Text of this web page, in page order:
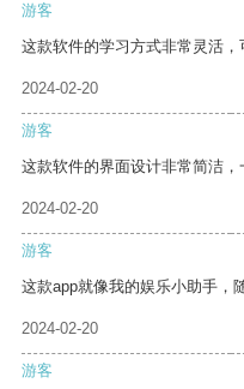
游客
这款软件的学习方式非常灵活，
2024-02-20
游客
这款软件的界面设计非常简洁，
2024-02-20
游客
这款app就像我的娱乐小助手，
2024-02-20
游客